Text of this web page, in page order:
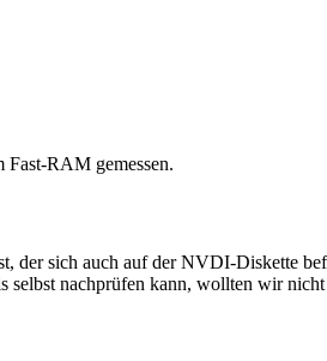
RAM gemessen.
sich auch auf der NVDI-Diskette
selbst nachprüfen kann, wollten wir